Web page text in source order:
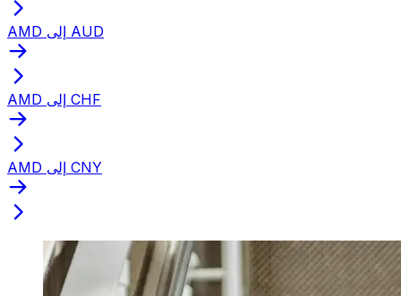
AMD إلى AUD
AMD إلى CHF
AMD إلى CNY